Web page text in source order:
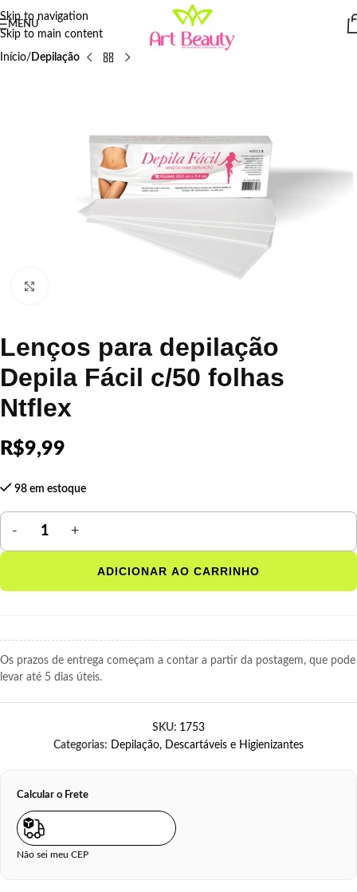
Skip to navigation
Skip to main content
MENU
Início Depilação
Lenços para depilação
Depila Fácil c/50 folhas
Ntflex
R$9,99
98 em estoque
ADICIONAR AO CARRINHO
Os prazos de entrega começam a contar a partir da postagem, que pode
levar até 5 dias úteis.
SKU: 1753
Categorias: Depilação, Descartáveis e Higienizantes
Calcular o Frete
Não sei meu CEP